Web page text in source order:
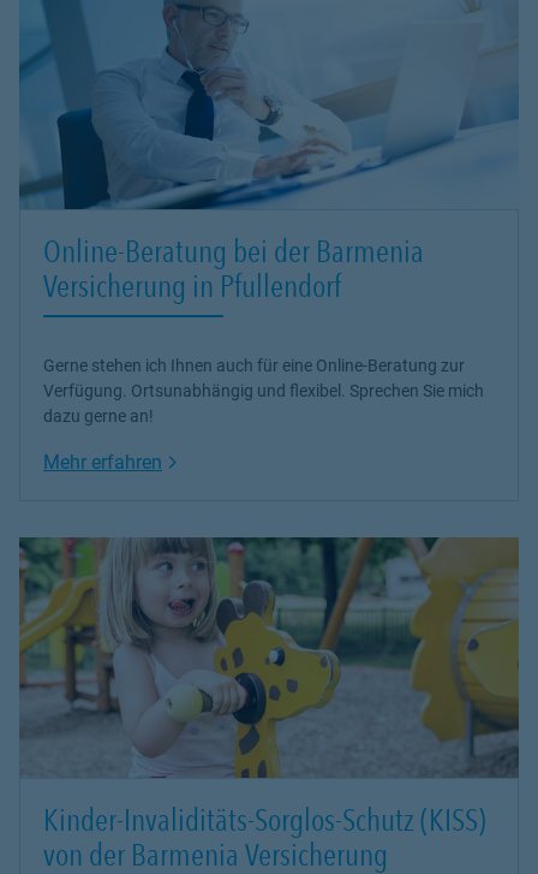
Online-Beratung bei der Barmenia
Versicherung in Pfullendorf
Gerne stehen ich Ihnen auch für eine Online-Beratung zur
Verfügung. Ortsunabhängig und flexibel. Sprechen Sie mich
dazu gerne an!
Mehr erfahren Link Opens in New Tab
Kinder-Invaliditäts-Sorglos-Schutz (KISS)
von der Barmenia Versicherung